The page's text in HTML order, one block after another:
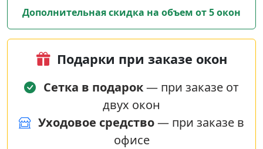
Дополнительная скидка на объем от 5 окон
Подарки при заказе окон
Сетка в подарок— при заказе от
двух окон
Уходовое средство— при заказе в
офисе